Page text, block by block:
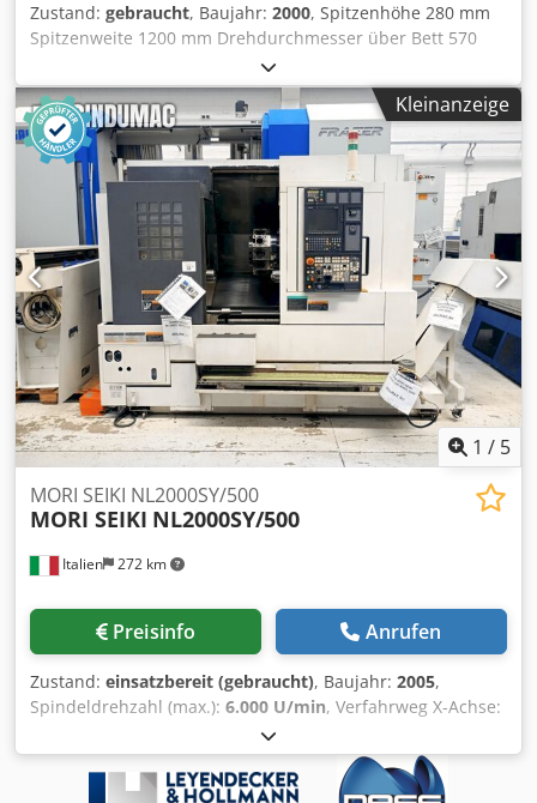
Zustand: gebraucht, Baujahr: 2000, Spitzenhöhe 280 mm
Spitzenweite 1200 mm Drehdurchmesser über Bett 570
mm Drehdurchmesser über Support 365 mm Drehlänge
1000 mm Spindelaufnahme DIN 55027 Gr. 8 Steuerung
Sinumerik 810 D SIEMENS Bettbreite 360 mm
Spindelbohrung 62 mm Drehzahlbereich 3 - 2500 U/min
Vorschub: 5000 mm / min Eilgang - längs/plan 10 m/min
Dksdpfjx E Dn Ajx Anusr Dreibackenfutter Durchmesser
250 mm Schnellwechselhalter SANDVIK Coromant Capto
Antriebsleistung - Spindelmotor 25 kW Aufnahmekegel in
der Reitstockpinole MK 5 Pinolen-Durchmesser 100 mm
Pinolenhub 190 mm Betriebsspannung 400 V
Maschinengewicht ca. 5,0 t Raumbedarf ca. 3,55 x 2,20 x
1,95 m - Fabrik-Nr.: 2022-3742-03 - Steuerung: SIEMENS
Sinumerik 810 D - Eilgang - Kühlmitteleinrichtung -
Maschinenleuchte
Kleinanzeige
1 / 5
Italien 272 km
MORI SEIKI NL2000SY/500
MORI SEIKI NL2000SY/500
Preisinfo Anrufen
Zustand: einsatzbereit (gebraucht), Baujahr: 2005,
Spindeldrehzahl (max.): 6.000 U/min, Verfahrweg X-Achse:
, Verfahrweg Z-Achse:
Achsen:6, Diese 6-achsige MORI SEIKI NL2000SY/500
wurde 2005 hergestellt und verfügt über einen X-Achsen-